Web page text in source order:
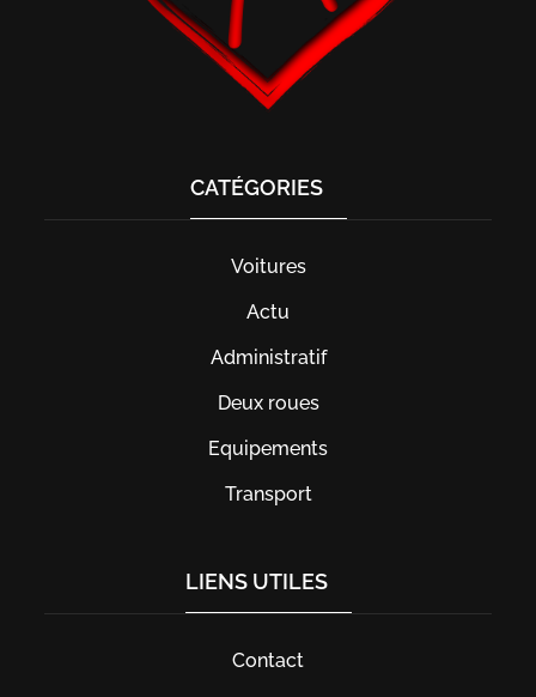
CATÉGORIES
Voitures
Actu
Administratif
Deux roues
Equipements
Transport
LIENS UTILES
Contact